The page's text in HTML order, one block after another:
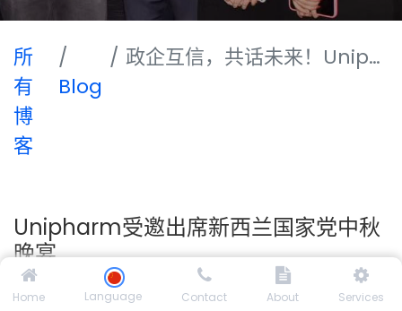
所
有
博
客
Blog
政企互信，共话未来！Unipharm受邀出席新西兰国家党中秋晚宴
Unipharm受邀出席新西兰国家党中秋
晚宴
10月11日，新西兰国家党（New Zealand National Party）举办
Home Language Contact About Services